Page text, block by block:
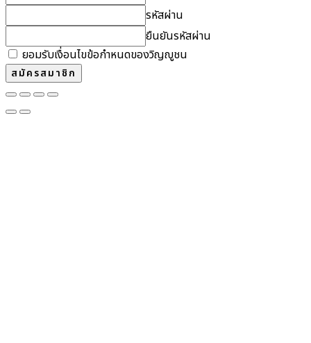
รหัสผ่าน
ยืนยันรหัสผ่าน
ยอมรับเงื่อนไขข้อกำหนดของวิญญูชน